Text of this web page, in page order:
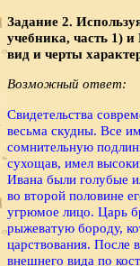
Задание 2.
учебника, часть 1)
вид и черты
Возможный ответ:
Свидетельства
весьма скудны. Все
сомнительную
сухощав, имел
Ивана были голубые
во второй половине
угрюмое лицо. Царь
рыжеватую бороду,
царствования. После
внешнего вида по